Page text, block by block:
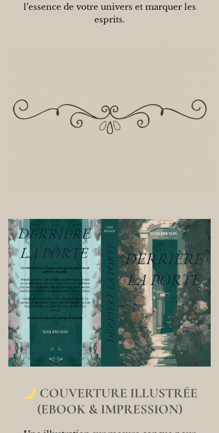
l’essence de votre univers et marquer les
esprits.
COUVERTURE ILLUSTRÉE
(EBOOK & IMPRESSION)